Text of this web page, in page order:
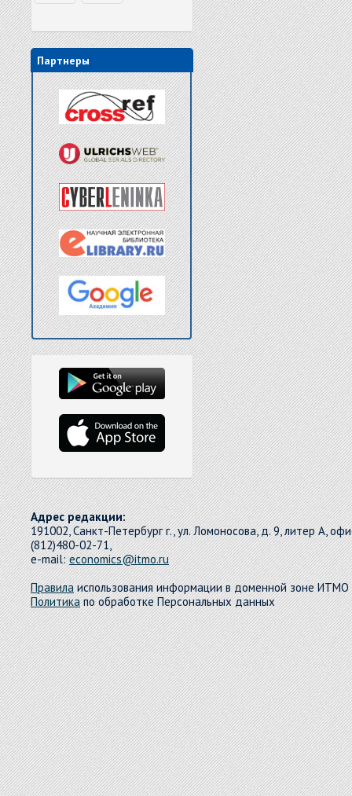
Партнеры
Адрес редакции:
191002, Санкт-Петербург г., ул. Ломоносова, д. 9, литер А,
(812)480-02-71,
e-mail:economics@itmo.ru
Правилаиспользования информации в доменной зоне ИТМО
Политикапо обработке Персональных данных